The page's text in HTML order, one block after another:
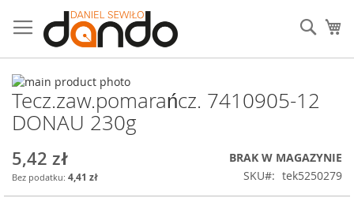
do
treści
Przejdź
na
koniec
galerii
Przejdź
na
początek
Tecz.zaw.pomarańcz. 7410905-12
DONAU 230g
5,42 zł
4,41 zł
BRAK W MAGAZYNIE
SKU
tek5250279